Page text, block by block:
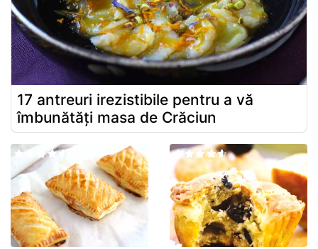
17 antreuri irezistibile pentru a vă
îmbunătăți masa de Crăciun